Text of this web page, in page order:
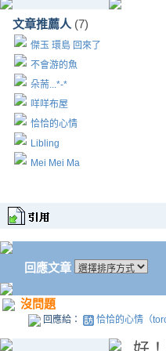
文章推薦人 (7)
傑玉 環島 回來了
不會游的魚
朵荋...*-*
咩咩布屋
恰恰的心情
Libling
Mei Mei Ma
回應文章
沒問題
回應給： 恰恰的心情（